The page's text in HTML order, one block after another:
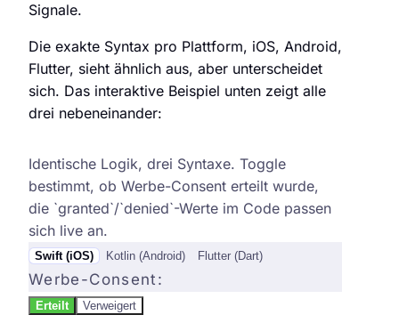
Signale.
Die exakte Syntax pro Plattform, iOS, Android,
Flutter, sieht ähnlich aus, aber unterscheidet
sich. Das interaktive Beispiel unten zeigt alle
drei nebeneinander:
Firebase Consent Mode v2. Code-Snippets pro Plattform
Identische Logik, drei Syntaxe. Toggle
bestimmt, ob Werbe-Consent erteilt wurde,
die `granted`/`denied`-Werte im Code passen
sich live an.
Swift (iOS) Kotlin (Android) Flutter (Dart)
Werbe-Consent :
Erteilt Verweigert